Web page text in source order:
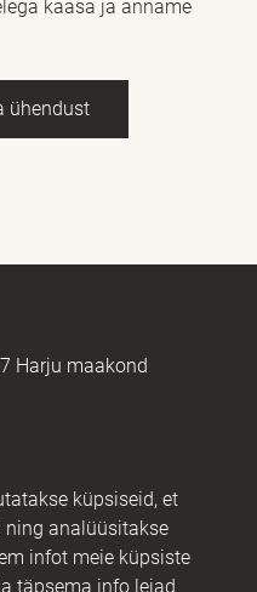
küpsiseid, et
ning analüüsitakse
infot meie küpsiste
täpsema info leiad
kaasa ja anname
ühendust
Harju maakond
SWIFT HABAEE2X